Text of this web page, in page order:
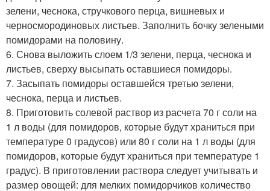
зелени, чеснока, стручкового перца, вишневых и
черносмородиновых листьев. Заполнить бочку зелеными
помидорами на половину.
6. Снова выложить слоем 1/3 зелени, перца, чеснока и
листьев, сверху высыпать оставшиеся помидоры.
7. Засыпать помидоры оставшейся третью зелени,
чеснока, перца и листьев.
8. Приготовить солевой раствор из расчета 70 г соли на
1 л воды (для помидоров, которые будут храниться при
температуре 0 градусов) или 80 г соли на 1 л воды (для
помидоров, которые будут храниться при температуре 1
градус). В приготовлении раствора следует учитывать и
размер овощей: для мелких помидорчиков количество